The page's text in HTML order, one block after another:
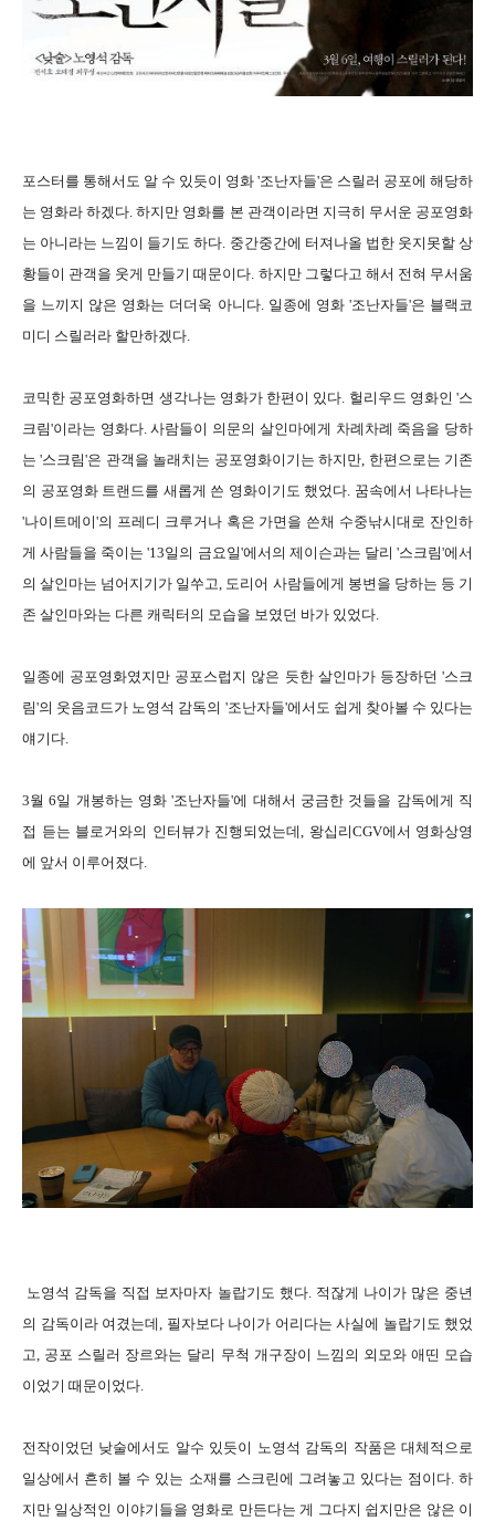
포스터를 통해서도 알 수 있듯이 영화 '조난자들'은 스릴러 공포에 해당하
는 영화라 하겠다. 하지만 영화를 본 관객이라면 지극히 무서운 공포영화
는 아니라는 느낌이 들기도 하다. 중간중간에 터져나올 법한 웃지못할 상
황들이 관객을 웃게 만들기 때문이다. 하지만 그렇다고 해서 전혀 무서움
을 느끼지 않은 영화는 더더욱 아니다. 일종에 영화 '조난자들'은 블랙코
미디 스릴러라 할만하겠다.
코믹한 공포영화하면 생각나는 영화가 한편이 있다. 헐리우드 영화인 '스
크림'이라는 영화다. 사람들이 의문의 살인마에게 차례차례 죽음을 당하
는 '스크림'은 관객을 놀래치는 공포영화이기는 하지만, 한편으로는 기존
의 공포영화 트랜드를 새롭게 쓴 영화이기도 했었다. 꿈속에서 나타나는
'나이트메이'의 프레디 크루거나 혹은 가면을 쓴채 수중낚시대로 잔인하
게 사람들을 죽이는 '13일의 금요일'에서의 제이슨과는 달리 '스크림'에서
의 살인마는 넘어지기가 일쑤고, 도리어 사람들에게 봉변을 당하는 등 기
존 살인마와는 다른 캐릭터의 모습을 보였던 바가 있었다.
일종에 공포영화였지만 공포스럽지 않은 듯한 살인마가 등장하던 '스크
림'의 웃음코드가 노영석 감독의 '조난자들'에서도 쉽게 찾아볼 수 있다는
얘기다.
3월 6일 개봉하는 영화 '조난자들'에 대해서 궁금한 것들을 감독에게 직
접 듣는 블로거와의 인터뷰가 진행되었는데, 왕십리CGV에서 영화상영
에 앞서 이루어졌다.
노영석 감독을 직접 보자마자 놀랍기도 했다. 적잖게 나이가 많은 중년
의 감독이라 여겼는데, 필자보다 나이가 어리다는 사실에 놀랍기도 했었
고, 공포 스릴러 장르와는 달리 무척 개구장이 느낌의 외모와 애띤 모습
이었기 때문이었다.
전작이었던 낮술에서도 알수 있듯이 노영석 감독의 작품은 대체적으로
일상에서 흔히 볼 수 있는 소재를 스크린에 그려놓고 있다는 점이다. 하
지만 일상적인 이야기들을 영화로 만든다는 게 그다지 쉽지만은 않은 이